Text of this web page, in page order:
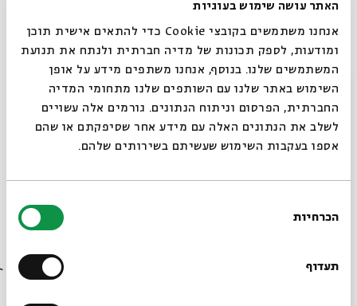
האתר עושה שימוש בעוגיות
אנחנו משתמשים בקובצי Cookie כדי להתאים אישית תוכן
ומודעות, לספק תכונות של מדיה חברתית ולנתח את תנועת
המשתמשים שלנו. בנוסף, אנחנו משתפים מידע על אופן
השימוש באתר שלנו עם השותפים שלנו מתחומי המדיה
החברתית, הפרסום וניתוח הנתונים. גורמים אלה עשויים
לשלב את הנתונים האלה עם מידע אחר שסיפקתם או שהם
אספו בעקבות השימוש שעשיתם בשירותים שלהם.
הסכמה
הכרחיות
תעדוף
שלישי | 9.2 | ל בשבט | 19:00 ] אוריה הרוש
זמר יוצר ירושלמי טרי, במופע בלוז מדברי, עם שירים ישנים
וחדשים
חמישי | 18.2 | ט באדר א' | 19:30 ] Nir Tsfaty- Winter
זמרת יוצרת ישראלית, המשלבת אלמנטים של פולק ישראלי
סגור